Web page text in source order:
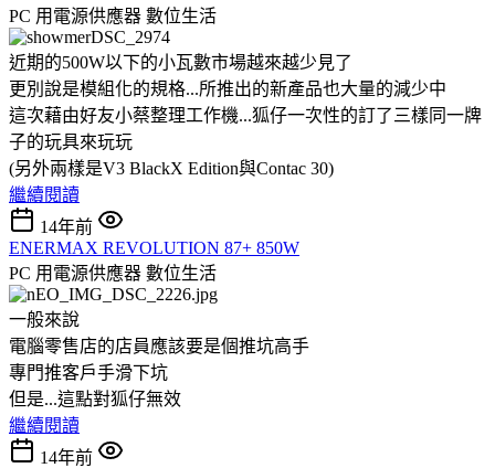
PC 用電源供應器 數位生活
近期的500W以下的小瓦數市場越來越少見了
更別說是模組化的規格...所推出的新產品也大量的減少中
這次藉由好友小蔡整理工作機...狐仔一次性的訂了三樣同一牌
子的玩具來玩玩
(另外兩樣是V3 BlackX Edition與Contac 30)
繼續閱讀
14年前
ENERMAX REVOLUTION 87+ 850W
PC 用電源供應器 數位生活
一般來說
電腦零售店的店員應該要是個推坑高手
專門推客戶手滑下坑
但是...這點對狐仔無效
繼續閱讀
14年前